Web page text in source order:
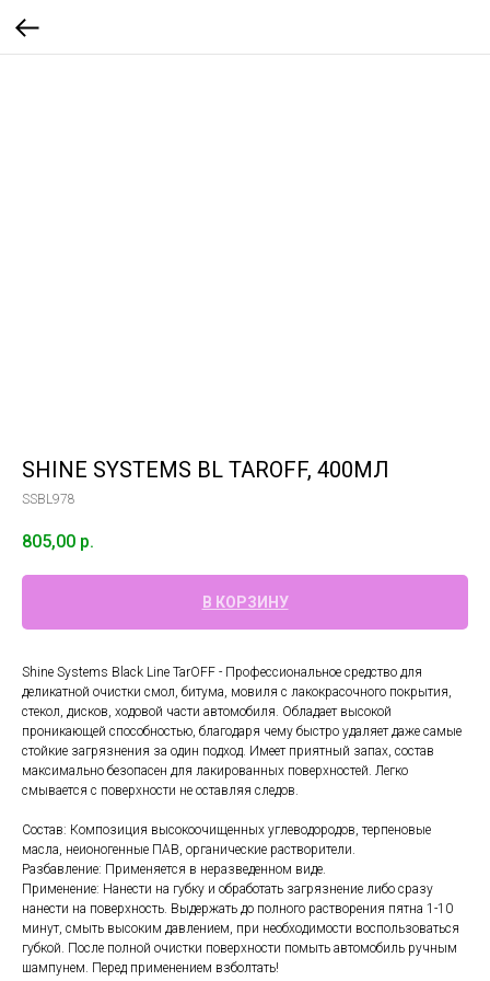
SHINE SYSTEMS BL TAROFF, 400МЛ
SSBL978
805,00 р.
В КОРЗИНУ
Shine Systems Black Line TarOFF - Профессиональное средство для
деликатной очистки смол, битума, мовиля с лакокрасочного покрытия,
стекол, дисков, ходовой части автомобиля. Обладает высокой
проникающей способностью, благодаря чему быстро удаляет даже самые
стойкие загрязнения за один подход. Имеет приятный запах, состав
максимально безопасен для лакированных поверхностей. Легко
смывается с поверхности не оставляя следов.
Состав: Композиция высокоочищенных углеводородов, терпеновые
масла, неионогенные ПАВ, органические растворители.
Разбавление: Применяется в неразведенном виде.
Применение: Нанести на губку и обработать загрязнение либо сразу
нанести на поверхность. Выдержать до полного растворения пятна 1-10
минут, смыть высоким давлением, при необходимости воспользоваться
губкой. После полной очистки поверхности помыть автомобиль ручным
шампунем. Перед применением взболтать!